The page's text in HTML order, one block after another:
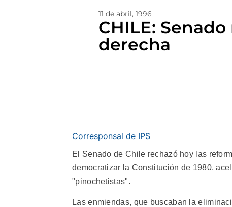
11 de abril, 1996
CHILE:
derecha
Corresponsal de IPS
El Senado de Chile rechazó hoy las
democratizar la Constitución de 1980,
"pinochetistas".
Las enmiendas, que buscaban la